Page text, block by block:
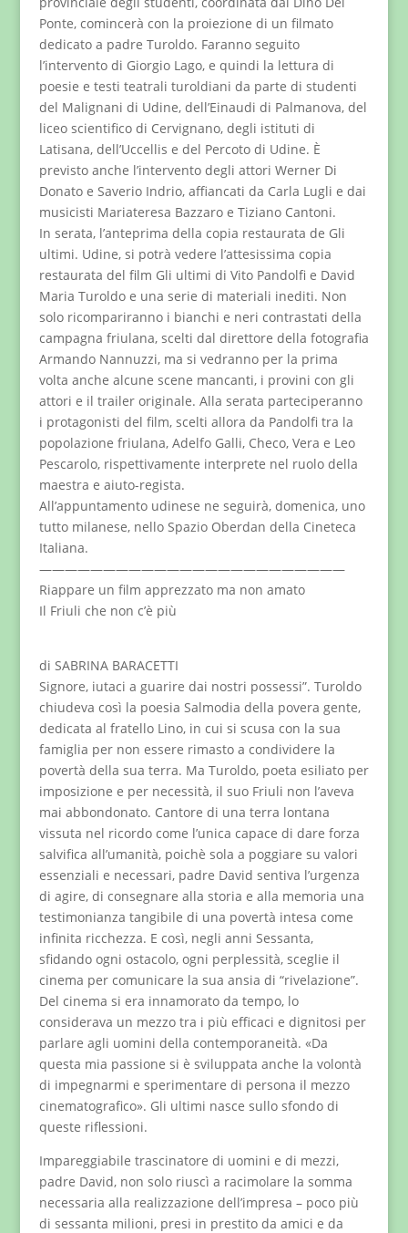
Ponte, comincerà con la proiezione di un filmato
dedicato a padre Turoldo. Faranno seguito
l’intervento di Giorgio Lago, e quindi la lettura di
poesie e testi teatrali turoldiani da parte di studenti
del Malignani di Udine, dell’Einaudi di Palmanova, del
liceo scientifico di Cervignano, degli istituti di
Latisana, dell’Uccellis e del Percoto di Udine. È
previsto anche l’intervento degli attori Werner Di
Donato e Saverio Indrio, affiancati da Carla Lugli e dai
musicisti Mariateresa Bazzaro e Tiziano Cantoni.
In serata, l’anteprima della copia restaurata de Gli
ultimi. Udine, si potrà vedere l’attesissima copia
restaurata del film Gli ultimi di Vito Pandolfi e David
Maria Turoldo e una serie di materiali inediti. Non
solo ricompariranno i bianchi e neri contrastati della
campagna friulana, scelti dal direttore della fotografia
Armando Nannuzzi, ma si vedranno per la prima
volta anche alcune scene mancanti, i provini con gli
attori e il trailer originale. Alla serata parteciperanno
i protagonisti del film, scelti allora da Pandolfi tra la
popolazione friulana, Adelfo Galli, Checo, Vera e Leo
Pescarolo, rispettivamente interprete nel ruolo della
maestra e aiuto-regista.
All’appuntamento udinese ne seguirà, domenica, uno
tutto milanese, nello Spazio Oberdan della Cineteca
Italiana.
————————————————————————
Riappare un film apprezzato ma non amato
Il Friuli che non c’è più
di SABRINA BARACETTI
Signore, iutaci a guarire dai nostri possessi”. Turoldo
chiudeva così la poesia Salmodia della povera gente,
dedicata al fratello Lino, in cui si scusa con la sua
famiglia per non essere rimasto a condividere la
povertà della sua terra. Ma Turoldo, poeta esiliato per
imposizione e per necessità, il suo Friuli non l’aveva
mai abbondonato. Cantore di una terra lontana
vissuta nel ricordo come l’unica capace di dare forza
salvifica all’umanità, poichè sola a poggiare su valori
essenziali e necessari, padre David sentiva l’urgenza
di agire, di consegnare alla storia e alla memoria una
testimonianza tangibile di una povertà intesa come
infinita ricchezza. E così, negli anni Sessanta,
sfidando ogni ostacolo, ogni perplessità, sceglie il
cinema per comunicare la sua ansia di “rivelazione”.
Del cinema si era innamorato da tempo, lo
considerava un mezzo tra i più efficaci e dignitosi per
parlare agli uomini della contemporaneità. «Da
questa mia passione si è sviluppata anche la volontà
di impegnarmi e sperimentare di persona il mezzo
cinematografico». Gli ultimi nasce sullo sfondo di
queste riflessioni.
Impareggiabile trascinatore di uomini e di mezzi,
padre David, non solo riuscì a racimolare la somma
necessaria alla realizzazione dell’impresa – poco più
di sessanta milioni, presi in prestito da amici e da